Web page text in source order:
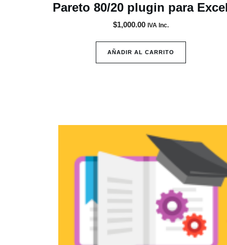
Pareto 80/20 plugin para
$1,000.00 IVA Inc.
AÑADIR AL CARRITO